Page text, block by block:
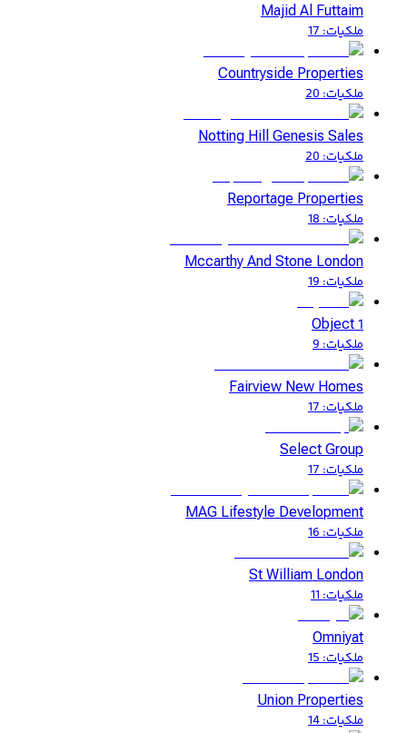
Majid Al Futtaim
ملكيات:
17
Countryside Properties
ملكيات:
20
Notting Hill Genesis Sales
ملكيات:
20
Reportage Properties
ملكيات:
18
Mccarthy And Stone London
ملكيات:
19
Object 1
ملكيات:
9
Fairview New Homes
ملكيات:
17
Select Group
ملكيات:
17
MAG Lifestyle Development
ملكيات:
16
St William London
ملكيات:
11
Omniyat
ملكيات:
15
Union Properties
ملكيات:
14